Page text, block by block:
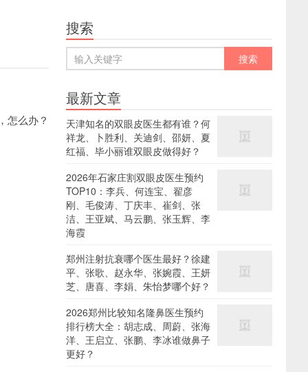
怎么办？
搜索
最新文章
天津知名的双眼皮医生都有谁？何
祥龙、卜胜利、关迪剑、邵妍、夏
红福、毕小丽谁双眼皮做得好？
2026年石家庄割双眼皮医生预约
TOP10：李兵、何连宝、翟彦
刚、毛俊涛、丁庆丰、崔剑、张
洁、王亚斌、马云鹏、张玉辉、李
海霞
郑州注射抗衰哪个医生最好？徐建
平、张歌、赵永华、张婉霞、王妍
芝、唐喜、李娟、朱怡梦哪个好？
2026郑州比较知名隆鼻医生预约
排行榜大全：胡志成、周蔚、张海
洋、王启立、张鹏、李冰谁做鼻子
更好？